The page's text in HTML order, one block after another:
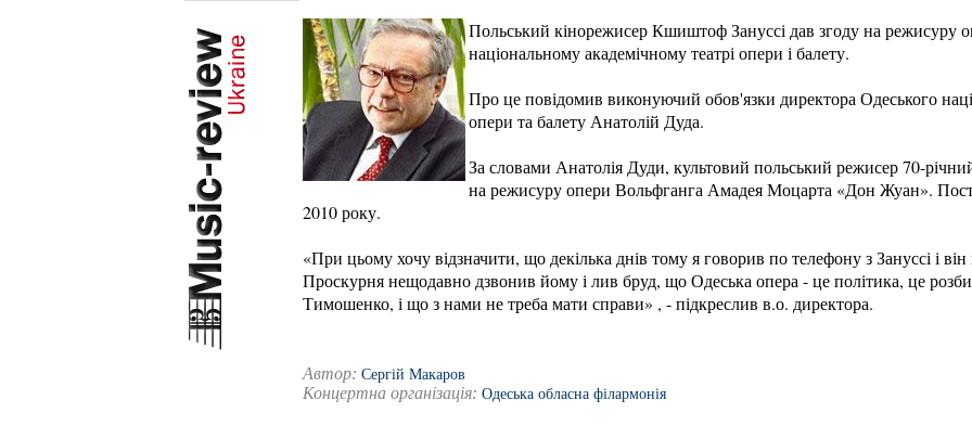
Польський кінорежисер Кшиштоф Зануссі дав згоду на
національному академічному театрі опери і балету.
Про це повідомив виконуючий обов'язки директора Одеського
опери та балету Анатолій Дуда.
За словами Анатолія Дуди, культовий польський режисер 70-
на режисуру опери Вольфганга Амадея Моцарта «Дон Жуан».
2010 року.
«При цьому хочу відзначити, що декілька днів тому я говорив по телефону з Зануссі і
Проскурня нещодавно дзвонив йому і лив бруд, що Одеська опера - це політика, це
Тимошенко, і що з нами не треба мати справи» , - підкреслив в.о. директора.
Автор: Сергій Макаров
Концертна організація: Одеська обласна філармонія